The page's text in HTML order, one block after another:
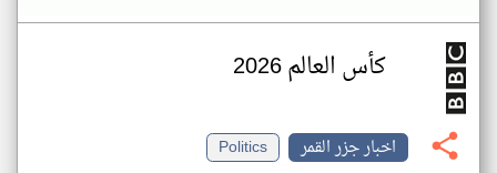
كأس العالم 2026
اخبار جزر القمر
Politics